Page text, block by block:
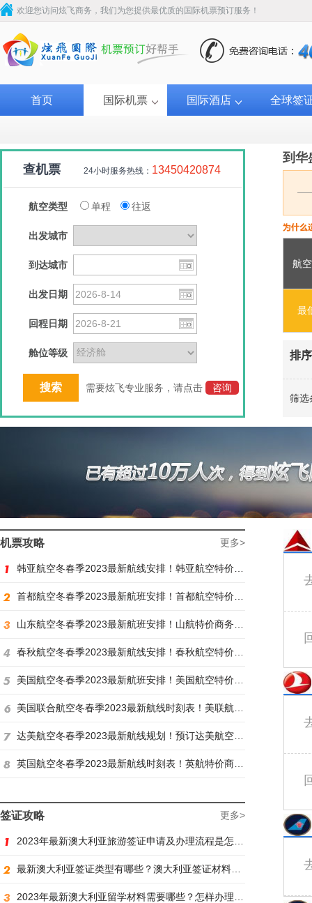
欢迎您访问炫飞商务，我们为您提供最优质的国际机票预订服务！
首页 国际机票 国际酒店 全球签
查机票 24小时服务热线： 13450420874
航空类型 单程 往返
出发城市
到达城市
出发日期
回程日期
舱位等级
需要炫飞专业服务，请点击 咨询
到华
航
最
达美航空 土耳其航空
￥
排
筛
机票攻略 更多>
韩亚航空冬春季2023最新航线安排！韩亚航空特价商务舱预订火热抢购中
首都航空冬春季2023最新航班安排！首都航空特价商务舱火热抢购中
山东航空冬春季2023最新航班安排！山航特价商务舱火热抢购中
春秋航空冬春季2023最新航线安排！春秋航空特价商务舱找炫飞
美国航空冬春季2023最新航班安排！美国航空特价商务舱火热抢购中
美国联合航空冬春季2023最新航线时刻表！美联航特价商务舱预订火热抢购ing
达美航空冬春季2023最新航线规划！预订达美航空商务舱找炫飞
英国航空冬春季2023最新航线时刻表！英航特价商务舱预订找炫飞
签证攻略 更多>
2023年最新澳大利亚旅游签证申请及办理流程是怎样？
最新澳大利亚签证类型有哪些？澳大利亚签证材料有哪些？
2023年最新澳大利亚留学材料需要哪些？怎样办理留学签证？